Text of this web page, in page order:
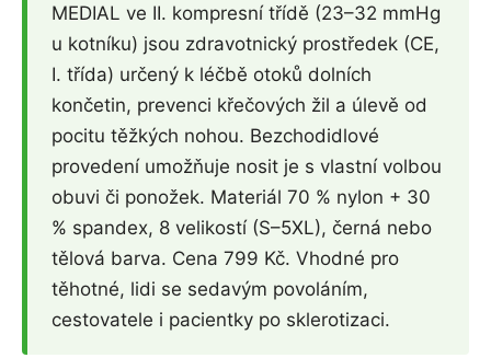
MEDIAL ve II. kompresní třídě (23–32 mmHg
u kotníku) jsou zdravotnický prostředek (CE,
I. třída) určený k léčbě otoků dolních
končetin, prevenci křečových žil a úlevě od
pocitu těžkých nohou. Bezchodidlové
provedení umožňuje nosit je s vlastní volbou
obuvi či ponožek. Materiál 70 % nylon + 30
% spandex, 8 velikostí (S–5XL), černá nebo
tělová barva. Cena 799 Kč. Vhodné pro
těhotné, lidi se sedavým povoláním,
cestovatele i pacientky po sklerotizaci.